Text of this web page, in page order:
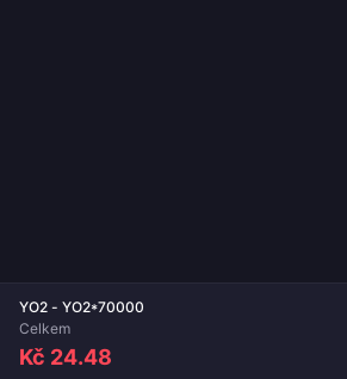
YO2 - YO2*70000
Celkem
Kč 24.48